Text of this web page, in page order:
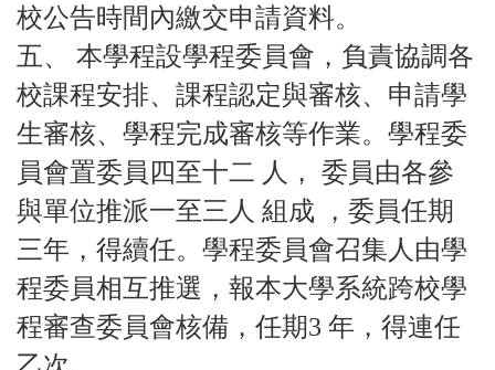
校公告時間內繳交申請資料。
五、 本學程設學程委員會，負責協調各
校課程安排、課程認定與審核、申請學
生審核、學程完成審核等作業。學程委
員會置委員四至十二 人， 委員由各參
與單位推派一至三人 組成 ，委員任期
三年，得續任。學程委員會召集人由學
程委員相互推選，報本大學系統跨校學
程審查委員會核備，任期3 年，得連任